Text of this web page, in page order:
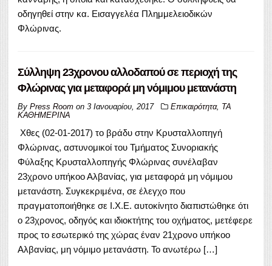
οδηγηθεί στην κα. Εισαγγελέα Πλημμελειοδικών
Φλώρινας.
Σύλληψη 23χρονου αλλοδαπού σε περιοχή της
Φλώρινας για μεταφορά μη νόμιμου μετανάστη
By Press Room on 3 Ιανουαρίου, 2017 Επικαιρότητα, ΤΑ
ΚΑΘΗΜΕΡΙΝΑ
Χθες (02-01-2017) το βράδυ στην Κρυσταλλοπηγή
Φλώρινας, αστυνομικοί του Τμήματος Συνοριακής
Φύλαξης Κρυσταλλοπηγής Φλώρινας συνέλαβαν
23χρονο υπήκοο Αλβανίας, για μεταφορά μη νόμιμου
μετανάστη. Συγκεκριμένα, σε έλεγχο που
πραγματοποιήθηκε σε Ι.Χ.Ε. αυτοκίνητο διαπιστώθηκε ότι
ο 23χρονος, οδηγός και ιδιοκτήτης του οχήματος, μετέφερε
προς το εσωτερικό της χώρας έναν 21χρονο υπήκοο
Αλβανίας, μη νόμιμο μετανάστη. Το ανωτέρω […]